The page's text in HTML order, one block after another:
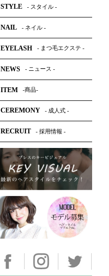
STYLE - スタイル -
NAIL - ネイル -
EYELASH - まつ毛エクステ -
NEWS - ニュース -
ITEM -商品-
CEREMONY - 成人式 -
RECRUIT - 採用情報 -